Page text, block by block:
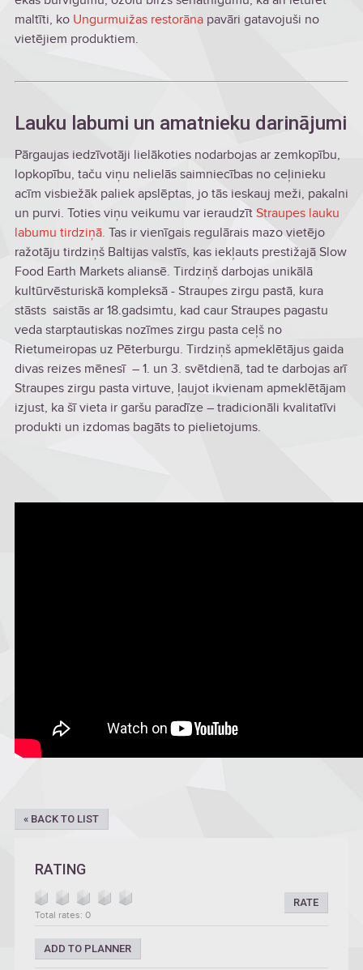
maltīti, ko Ungurmuižas restorānapavāri gatavojuši no
vietējiem produktiem.
Lauku labumi un amatnieku darinājumi
Pārgaujas iedzīvotāji lielākoties nodarbojas ar zemkopību,
lopkopību, taču viņu nelielās saimniecības no ceļinieku
acīm visbiežāk paliek apslēptas, jo tās ieskauj meži, pakalni
un purvi. Toties viņu veikumu var ieraudzītStraupes lauku
labumu tirdziņā. Tas ir vienīgais regulārais mazo vietējo
ražotāju tirdziņš Baltijas valstīs, kas iekļauts prestižajā Slow
Food Earth Markets aliansē. Tirdziņš darbojas unikālā
kultūrvēsturiskā kompleksā - Straupes zirgu pastā, kura
stāsts saistās ar 18.gadsimtu, kad caur Straupes pagastu
veda starptautiskas nozīmes zirgu pasta ceļš no
Rietumeiropas uz Pēterburgu. Tirdziņš apmeklētājus gaida
divas reizes mēnesī – 1. un 3. svētdienā, tad te darbojas arī
Straupes zirgu pasta virtuve, ļaujot ikvienam apmeklētājam
izjust, ka šī vieta ir garšu paradīze – tradicionāli kvalitatīvi
produkti un izdomas bagāts to pielietojums.
« BACK TO LIST
RATING
RATE
Total rates: 0
ADD TO PLANNER